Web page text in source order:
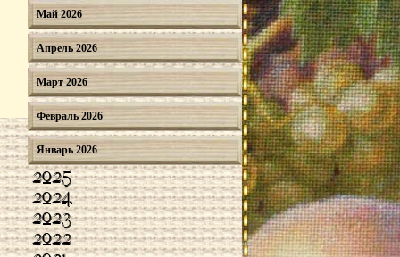
Май 2026
Апрель 2026
Март 2026
Февраль 2026
Январь 2026
2025
2024
2023
2022